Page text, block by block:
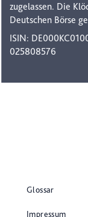
zugelassen. Die
Deutschen Börse
ISIN:
025808576
Glossar
Impressum